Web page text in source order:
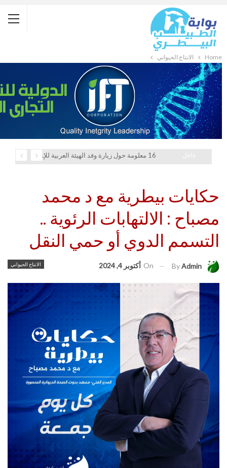
Home الانتاج الحيواني
16 معلومة حول زيارة وفد الهيئة العربية للإستثمار والإنماء الزراعي إلي السعودية
حكايات بيطرية مع د محمد
مصباح : الالتهابات الرئوية ..
التسمم الدوي أو حمي النقل
الانتاج الحيواني ByAdmin
On أكتوبر 4, 2024